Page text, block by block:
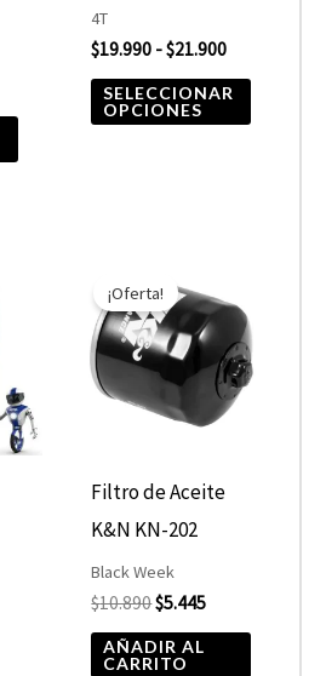
4T
$19.990 -$21.900
SELECCIONAR
OPCIONES
la
página
¡Oferta!
Filtro de Aceite
K&N KN-202
Black Week
$10.890
precio
original
era:
$10.890.
$5.445
actual
es:
$5.445.
AÑADIR AL
CARRITO